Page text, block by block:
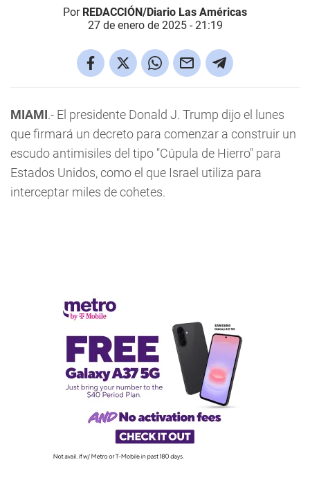
Por REDACCIÓN/Diario Las Américas
27 de enero de 2025 - 21:19
MIAMI.- El presidente Donald J. Trump dijo el lunes
que firmará un decreto para comenzar a construir un
escudo antimisiles del tipo "Cúpula de Hierro" para
Estados Unidos, como el que Israel utiliza para
interceptar miles de cohetes.